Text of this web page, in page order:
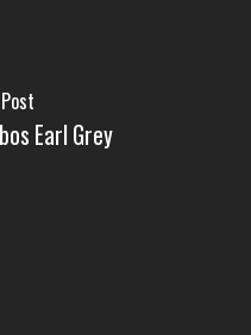
Earl Grey